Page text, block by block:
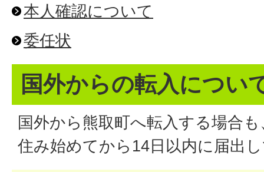
本人確認について
委任状
国外からの転入につい
国外から熊取町へ転入する場合
住み始めてから14日以内に届出